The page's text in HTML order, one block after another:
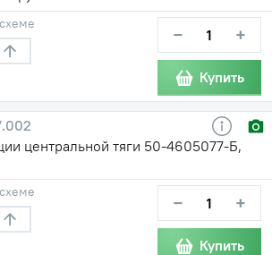
− +
Купить
центральной тяги 50-4605077-Б,
− +
Купить